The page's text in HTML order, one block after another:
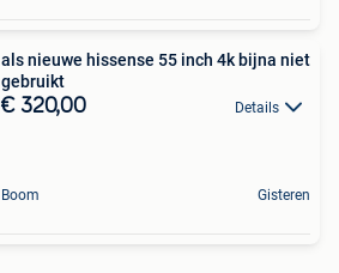
als nieuwe hissense 55 inch 4k bijna niet
gebruikt
€ 320,00 Details
Boom Gisteren